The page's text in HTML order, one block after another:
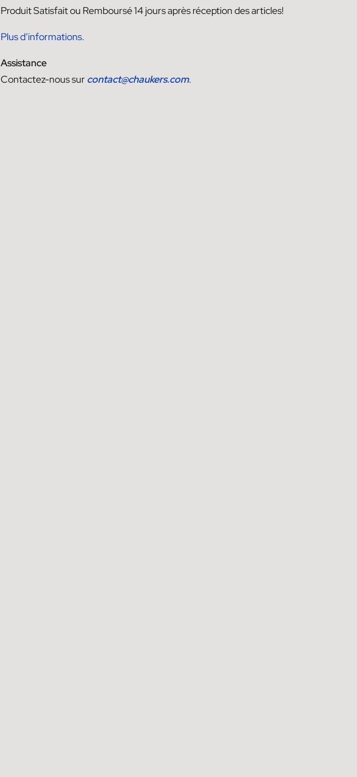
ProduitSatisfait ou Remboursé14joursaprès réception des articles!
Plus d’informations.
Assistance
Contactez-nous surcontact@chaukers.com.